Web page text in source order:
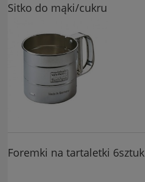
Sitko do mąki/cukru
Foremki na tartaletki 6sztuk